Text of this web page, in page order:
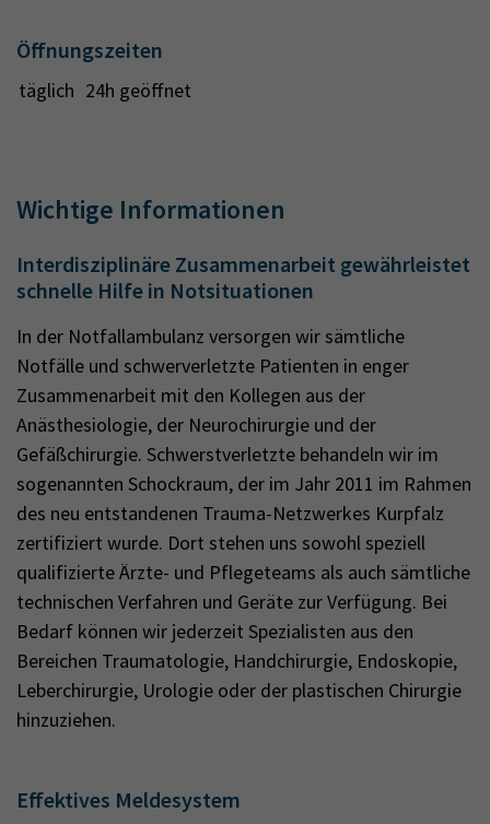
Öffnungszeiten
täglich 24h geöffnet
Wichtige Informationen
Interdisziplinäre Zusammenarbeit gewährleistet
schnelle Hilfe in Notsituationen
In der Notfallambulanz versorgen wir sämtliche
Notfälle und schwerverletzte Patienten in enger
Zusammenarbeit mit den Kollegen aus der
Anästhesiologie, der Neurochirurgie und der
Gefäßchirurgie. Schwerstverletzte behandeln wir im
sogenannten Schockraum, der im Jahr 2011 im Rahmen
des neu entstandenen Trauma-Netzwerkes Kurpfalz
zertifiziert wurde. Dort stehen uns sowohl speziell
qualifizierte Ärzte- und Pflegeteams als auch sämtliche
technischen Verfahren und Geräte zur Verfügung. Bei
Bedarf können wir jederzeit Spezialisten aus den
Bereichen Traumatologie, Handchirurgie, Endoskopie,
Leberchirurgie, Urologie oder der plastischen Chirurgie
hinzuziehen.
Effektives Meldesystem